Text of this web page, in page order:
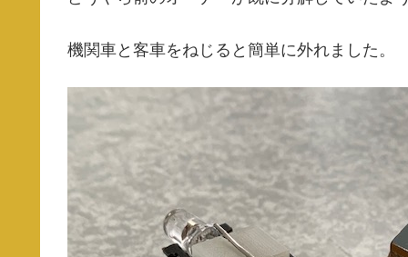
機関車と客車をねじると簡単に外れました。